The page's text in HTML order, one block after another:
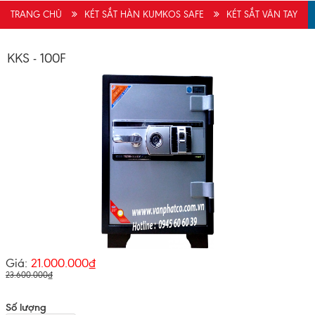
Chị Nga vừa đăng kí tư vấn(10/08/2026)
TRANG CHỦ KÉT SẮT HÀN KUMKOS SAFE KÉT SẮT VÂN TAY
KKS - 100F
Giá: 21.000.000₫
23.600.000₫
Số lượng